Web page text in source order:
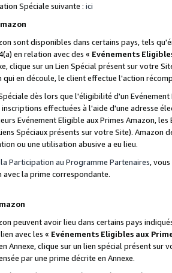
Spéciale suivante : ici
sont disponibles dans certains pays, tels
en relation avec des « Evénements
clique sur un Lien Spécial présent sur votre
en découle, le client effectue l'action
dès lors que l'éligibilité d'un
effectuées à l'aide d'une adresse
Evénement Eligible aux Primes Amazon,
Spéciaux présents sur votre Site).
ou une utilisation abusive a eu lieu.
Participation au Programme Partenaires,
avec la prime correspondante.
peuvent avoir lieu dans certains pays
avec les « Evénements Eligibles aux
Annexe, clique sur un lien spécial présent
par une prime décrite en Annexe.